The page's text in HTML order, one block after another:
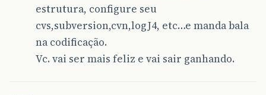
estrutura, configure seu
cvs,subversion,cvn,logJ4, etc…e manda bala
na codificação.
Vc. vai ser mais feliz e vai sair ganhando.